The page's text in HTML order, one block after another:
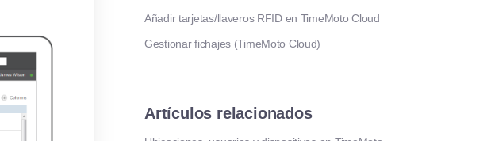
Añadir tarjetas/llaveros RFID en TimeMoto Cloud
Gestionar fichajes (TimeMoto Cloud)
Artículos relacionados